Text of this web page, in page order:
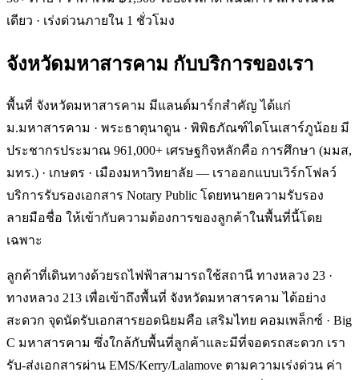
เดียว · เร่งด่วนภายใน 1 ชั่วโมง
จังหวัดมหาสารคาม กับบริการของเรา
พื้นที่ จังหวัดมหาสารคาม มีแลนด์มาร์กสำคัญ ได้แก่
ม.มหาสารคาม · พระธาตุนาดูน · พิพิธภัณฑ์ไดโนเสาร์ภูน้อย มี
ประชากรประมาณ 961,000+ เศรษฐกิจหลักคือ การศึกษา (มมส,
มทร.) · เกษตร · เมืองมหาวิทยาลัย — เราออกแบบเวิร์กโฟลว์
บริการรับรองเอกสาร Notary Public โดยทนายความรับรอง
ลายมือชื่อ ให้เข้ากับความต้องการของลูกค้าในพื้นที่นี้โดย
เฉพาะ
ลูกค้าที่เดินทางด้วยรถไฟฟ้าสามารถใช้สถานี ทางหลวง 23 ·
ทางหลวง 213 เพื่อเข้าถึงพื้นที่ จังหวัดมหาสารคาม ได้อย่าง
สะดวก จุดนัดรับเอกสารยอดนิยมคือ เสริมไทย คอมเพล็กซ์ · Big
C มหาสารคาม ซึ่งใกล้กับพื้นที่ลูกค้าและมีที่จอดรถสะดวก เรา
รับ-ส่งเอกสารผ่าน EMS/Kerry/Lalamove ตามความเร่งด่วน ค่า